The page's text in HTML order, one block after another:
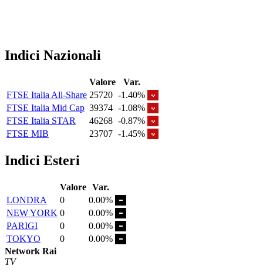
Indici Nazionali
Valore
Var.
FTSE Italia All-Share 25720 -1.40%
FTSE Italia Mid Cap 39374 -1.08%
FTSE Italia STAR
46268 -0.87%
FTSE MIB
23707 -1.45%
Indici Esteri
Valore Var.
LONDRA
0
0.00%
NEW YORK 0
0.00%
PARIGI
0
0.00%
TOKYO
0
0.00%
Network Rai
TV